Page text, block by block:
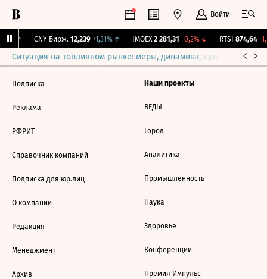
Войти
CNY Бирж. 12,239 +1,31%↑ IMOEX 2 281,31 -0,2%↓ RTSI 874,64 -
Ситуация на топливном рынке: меры, динамика, прогнозы
Подписка
Реклама
РФРИТ
Справочник компаний
Подписка для юр.лиц
О компании
Редакция
Менеджмент
Архив
Наши проекты
ВЕДЫ
Город
Аналитика
Промышленность
Наука
Здоровье
Конференции
Премия Импульс